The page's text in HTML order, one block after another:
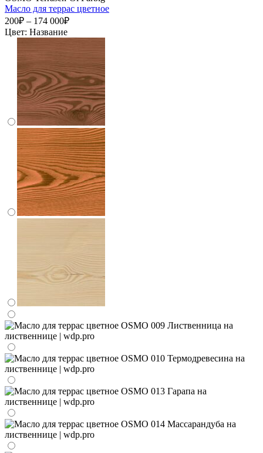
Масло для террас цветное
200₽ – 174 000₽
Цвет: Название